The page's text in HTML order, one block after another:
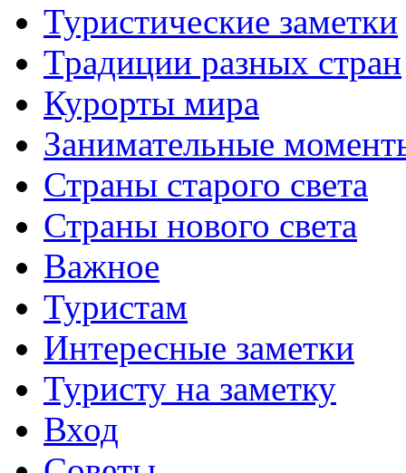
Туристические заметки
Традиции разных стран
Курорты мира
Занимательные
Страны старого света
Страны нового света
Важное
Туристам
Интересные заметки
Туристу на заметку
Вход